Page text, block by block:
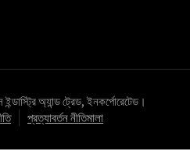
অ্যান্ড ট্রেড, ইনকর্পোরেটেড।
প্রত্যাবর্তন নীতিমালা